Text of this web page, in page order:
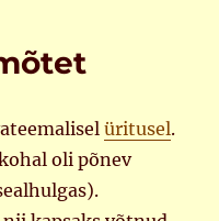
üritusel.
oli põnev